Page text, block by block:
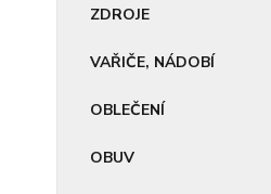
ZDROJE
VAŘIČE, NÁDOBÍ
OBLEČENÍ
OBUV